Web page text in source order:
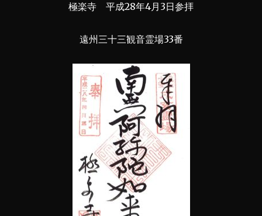
極楽寺 平成28年4月3日参拝
遠州三十三観音霊場33番